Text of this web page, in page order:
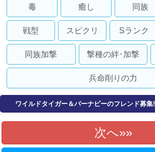
毒 癒し 同族
戦型 スピクリ Sランク
同族加撃 撃種の絆･加撃
兵命削りの力
ワイルドタイガー＆バーナビーのフレンド募集!
次へ»